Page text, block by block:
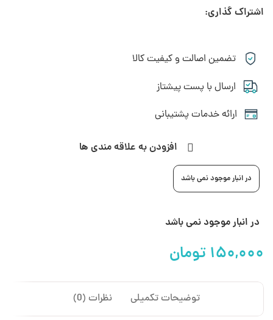
اشتراک گذاری:
تضمین اصالت و کیفیت کالا
ارسال با پست پیشتاز
ارائه خدمات پشتیبانی
افزودن به علاقه مندی ها
در انبار موجود نمی باشد
در انبار موجود نمی باشد
تومان
توضیحات تکمیلی نظرات (0)